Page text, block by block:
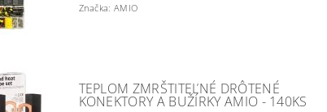
Značka: AMIO
TEPLOM ZMRŠTITEĽNÉ DRÔTENÉ
KONEKTORY A BUŽÍRKY AMIO - 140KS